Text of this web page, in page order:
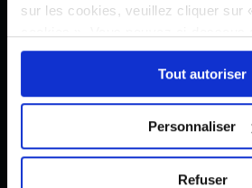
sur les cookies, veuillez cliquer sur
sélectionner les cookies selon les
« Détails ». À tout moment, vous
choix en cliquant sur le lien «
Tout autoriser
Personnaliser
Refuser